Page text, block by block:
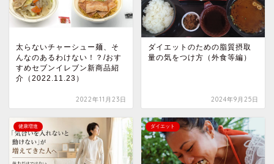
太らないチャーシュー麺、そ
んなのあるわけない！？/おす
すめセブンイレブン新商品紹
介（2022.11.23）
2022年11月23日
ダイエットのための脂質摂取
量の気をつけ方（外食等編）
2024年9月25日
健康増進 ダイエット